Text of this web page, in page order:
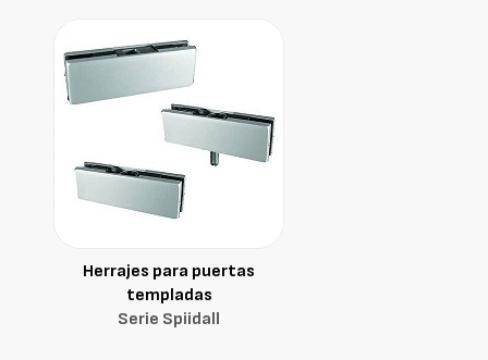
Herrajes para puertas
templadas
Serie Spiidall